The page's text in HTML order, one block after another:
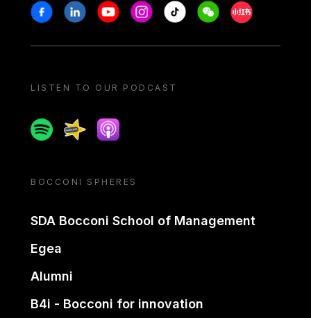
Stay in touch
FacebookLinkedinYoutubeInstagram
Tiktok WeechatXiaohongshu/
LISTEN TO OUR PODCAST
SpotifySpreakerApple podcast
BOCCONI SPHERES
SDA Bocconi School of Management
Egea
Alumni
B4i - Bocconi for innovation